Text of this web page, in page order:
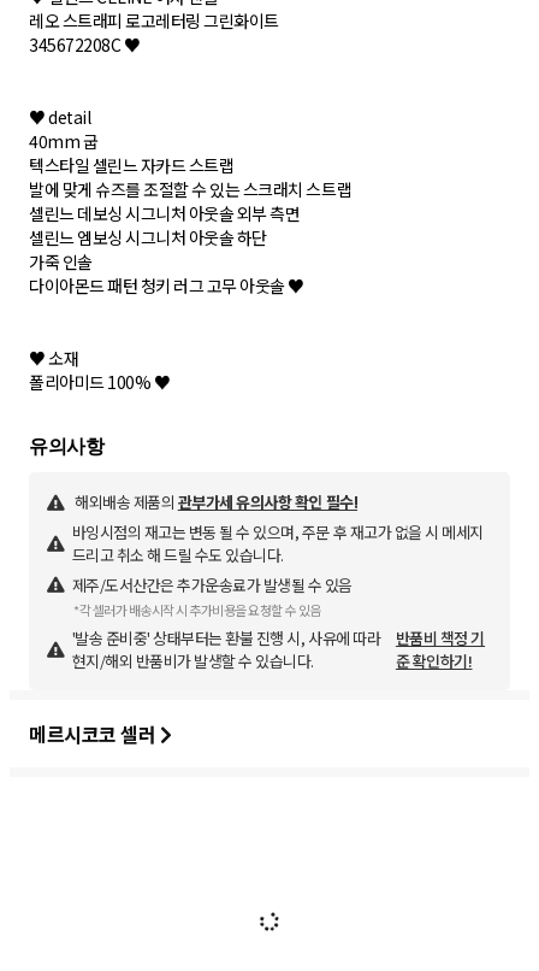
레오 스트래피 로고레터링 그린화이트
345672208C ♥
♥ detail
40mm 굽
텍스타일 셀린느 자카드 스트랩
발에 맞게 슈즈를 조절할 수 있는 스크래치 스트랩
셀린느 데보싱 시그니처 아웃솔 외부 측면
셀린느 엠보싱 시그니처 아웃솔 하단
가죽 인솔
다이아몬드 패턴 청키 러그 고무 아웃솔 ♥
♥ 소재
폴리아미드 100% ♥
유의사항
해외배송 제품의 관부가세 유의사항 확인 필수!
바잉시점의 재고는 변동 될 수 있으며, 주문 후 재고가 없을 시 메세지
드리고 취소 해 드릴 수도 있습니다.
제주/도서산간은 추가운송료가 발생될 수 있음
*각 셀러가 배송시작 시 추가비용을 요청할 수 있음
'발송 준비중' 상태부터는 환불 진행 시, 사유에 따라
현지/해외 반품비가 발생할 수 있습니다.
반품비 책정 기
준 확인하기!
메르시코코 셀러